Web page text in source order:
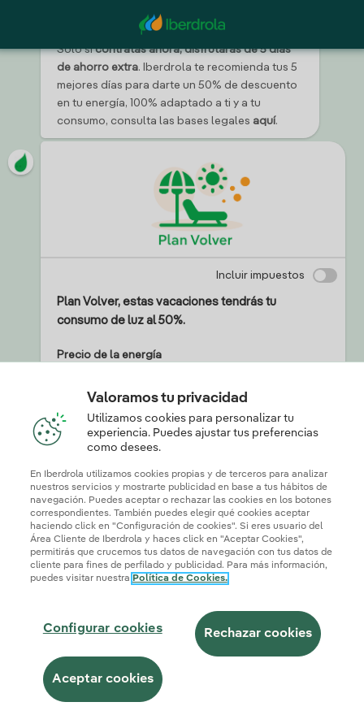
Valoramos tu privacidad
Utilizamos cookies para personalizar tu
experiencia. Puedes ajustar tus preferencias
como desees.
En Iberdrola utilizamos cookies propias y de terceros para analizar
nuestros servicios y mostrarte publicidad en base a tus hábitos de
navegación. Puedes aceptar o rechazar las cookies en los botones
correspondientes. También puedes elegir qué cookies aceptar
haciendo click en "Configuración de cookies". Si eres usuario del
Área Cliente de Iberdrola y haces click en "Aceptar Cookies",
permitirás que crucemos tus datos de navegación con tus datos de
cliente para fines de perfilado y publicidad. Para más información,
puedes visitar nuestra Política de Cookies.
Configurar cookies Rechazar cookies
Aceptar cookies